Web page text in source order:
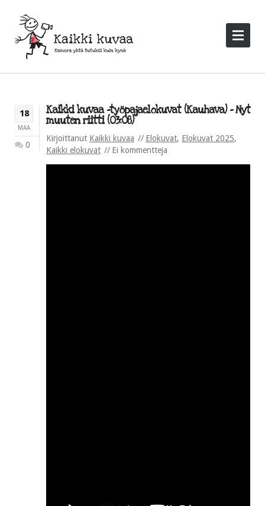
18
MAA
0
Kaikki kuvaa -työpajaelokuvat (Kauhava) – Nyt
muuten riitti (03:08)
Kirjoittanut Kaikki kuvaa Elokuvat, Elokuvat 2025,
Kaikki elokuvat
Ei kommentteja